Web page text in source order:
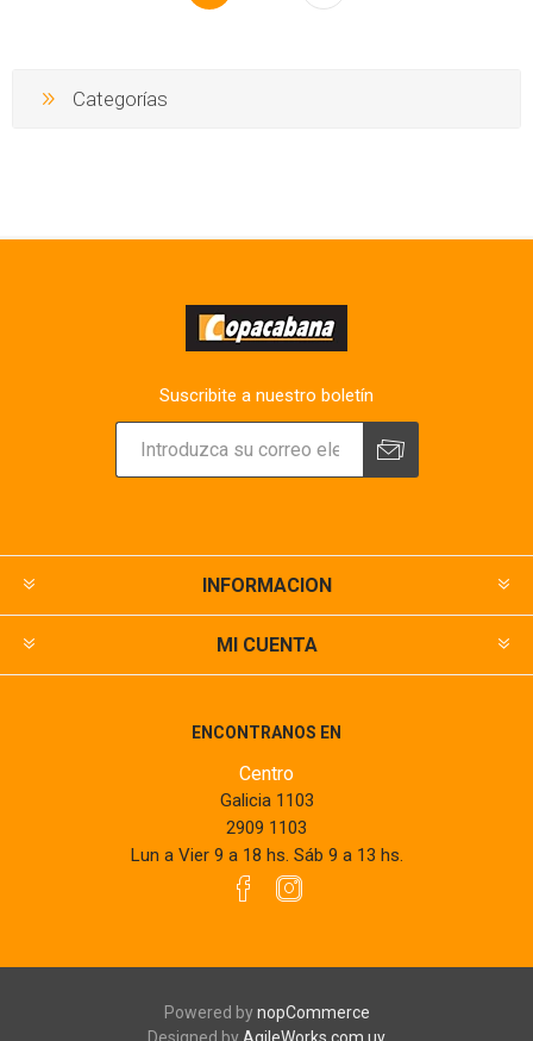
Categorías
Suscribite a nuestro boletín
INFORMACION
MI CUENTA
ENCONTRANOS EN
Centro
Galicia 1103
2909 1103
Lun a Vier 9 a 18 hs. Sáb 9 a 13 hs.
Powered bynopCommerce
Designed by AgileWorks.com.uy